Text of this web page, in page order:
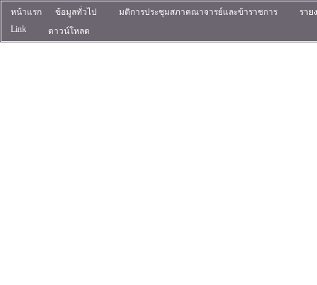
หน้าแรก ข้อมูลทั่วไป มติการประชุมสภาคณาจารย์และข้าราชการ
ราย
Link
ดาวน์โหลด